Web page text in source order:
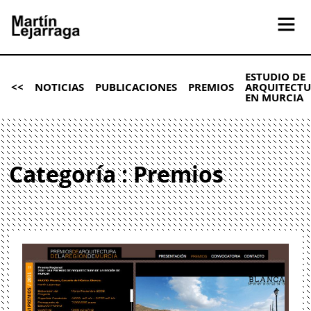
<< NOTICIAS PUBLICACIONES PREMIOS
ESTUDIO DE
EN MURCIA
Categoría : Premios